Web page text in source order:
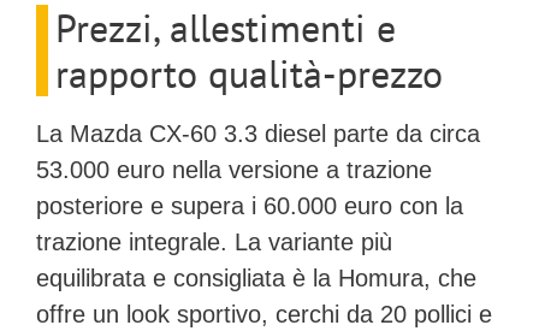
Prezzi, allestimenti e
rapporto qualità-prezzo
La Mazda CX-60 3.3 diesel parte da circa
53.000 euro nella versione a trazione
posteriore e supera i 60.000 euro con la
trazione integrale. La variante più
equilibrata e consigliata è la Homura, che
offre un look sportivo, cerchi da 20 pollici e